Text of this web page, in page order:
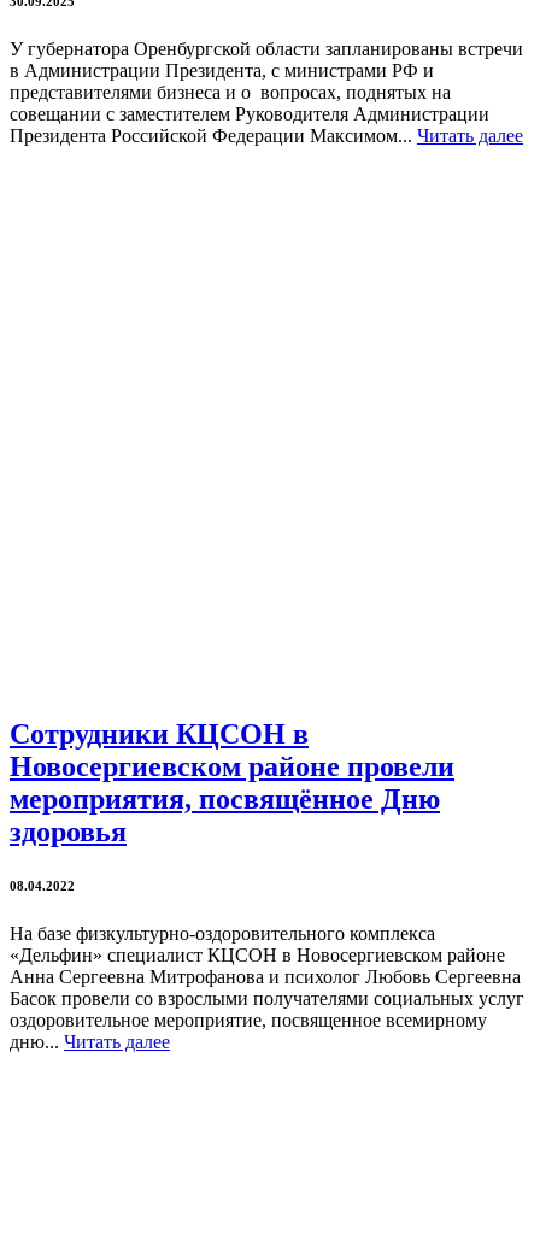
У губернатора Оренбургской области запланированы встречи
в Администрации Президента, с министрами РФ и
представителями бизнеса и о вопросах, поднятых на
совещании с заместителем Руководителя Администрации
Президента Российской Федерации Максимом... Читать далее
Сотрудники КЦСОН в
Новосергиевском районе провели
мероприятия, посвящённое Дню
здоровья
08.04.2022
На базе физкультурно-оздоровительного комплекса
«Дельфин» специалист КЦСОН в Новосергиевском районе
Анна Сергеевна Митрофанова и психолог Любовь Сергеевна
Басок провели со взрослыми получателями социальных услуг
оздоровительное мероприятие, посвященное всемирному
дню... Читать далее